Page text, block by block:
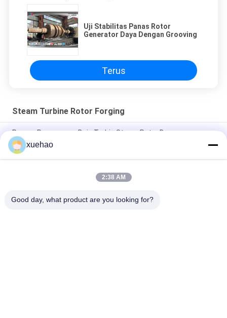
Uji Stabilitas Panas Rotor
Generator Daya Dengan Grooving
Terus
Steam Turbine Rotor Forging
Proses Penempaan Baja Turbin Steam Rotor Dengan
Grooving, Forging Stainless
Super Steel Steam Turbine Rotor Forging , Mechanical Wind
xuehao
2:38 AM
Good day, what product are you looking for?